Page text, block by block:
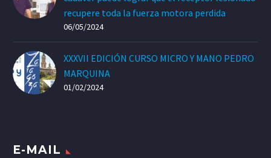
recupere toda la fuerza motora perdida
06/05/2024
XXXVII EDICIÓN CURSO MICRO Y MANO PEDRO
MARQUINA
01/02/2024
E-MAIL